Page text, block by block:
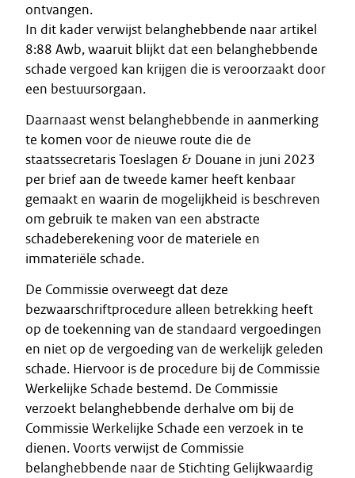
ontvangen.
In dit kader verwijst belanghebbende naar artikel
8:88 Awb, waaruit blijkt dat een belanghebbende
schade vergoed kan krijgen die is veroorzaakt door
een bestuursorgaan.
Daarnaast wenst belanghebbende in aanmerking
te komen voor de nieuwe route die de
staatssecretaris Toeslagen & Douane in juni 2023
per brief aan de tweede kamer heeft kenbaar
gemaakt en waarin de mogelijkheid is beschreven
om gebruik te maken van een abstracte
schadeberekening voor de materiele en
immateriële schade.
De Commissie overweegt dat deze
bezwaarschriftprocedure alleen betrekking heeft
op de toekenning van de standaard vergoedingen
en niet op de vergoeding van de werkelijk geleden
schade. Hiervoor is de procedure bij de Commissie
Werkelijke Schade bestemd. De Commissie
verzoekt belanghebbende derhalve om bij de
Commissie Werkelijke Schade een verzoek in te
dienen. Voorts verwijst de Commissie
belanghebbende naar de Stichting Gelijkwaardig